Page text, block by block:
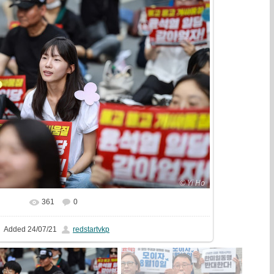
In real size 1265x844
361 0
Added 24/07/21 redstartvkp